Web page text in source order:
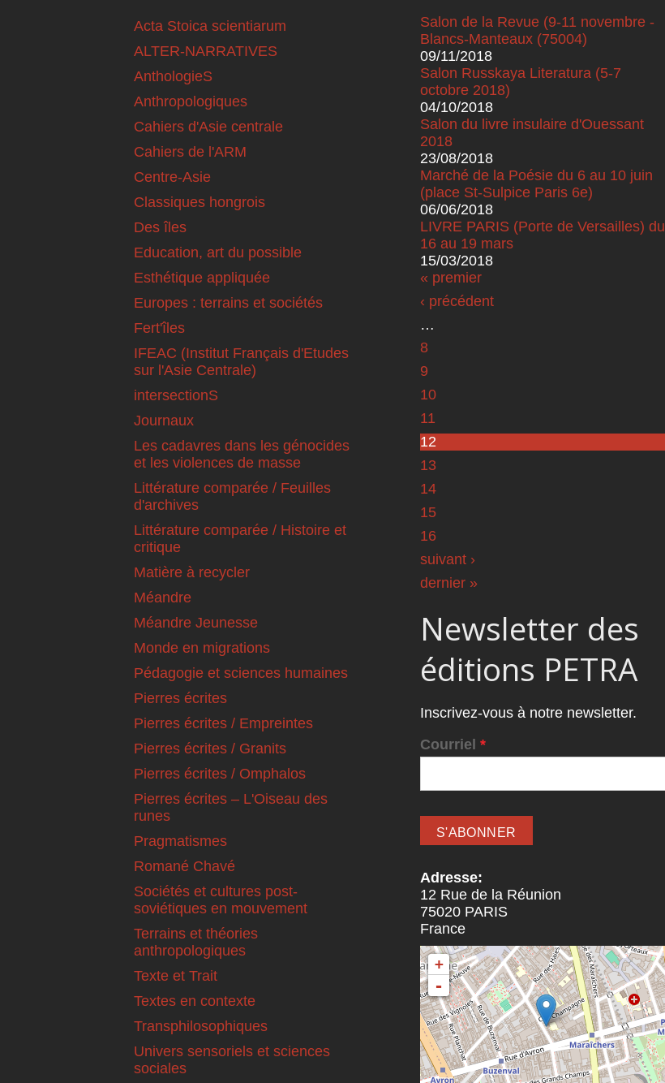
Acta Stoica scientiarum
ALTER-NARRATIVES
AnthologieS
Anthropologiques
Cahiers d'Asie centrale
Cahiers de l'ARM
Centre-Asie
Classiques hongrois
Des îles
Education, art du possible
Esthétique appliquée
Europes : terrains et sociétés
Fert'îles
IFEAC (Institut Français d'Etudes
sur l'Asie Centrale)
intersectionS
Journaux
Les cadavres dans les génocides
et les violences de masse
Littérature comparée / Feuilles
d'archives
Littérature comparée / Histoire et
critique
Matière à recycler
Méandre
Méandre Jeunesse
Monde en migrations
Pédagogie et sciences humaines
Pierres écrites
Pierres écrites / Empreintes
Pierres écrites / Granits
Pierres écrites / Omphalos
Pierres écrites – L'Oiseau des
runes
Pragmatismes
Romané Chavé
Sociétés et cultures post-
soviétiques en mouvement
Terrains et théories
anthropologiques
Texte et Trait
Textes en contexte
Transphilosophiques
Univers sensoriels et sciences
sociales
Salon de la Revue (9-11 novembre -
Blancs-Manteaux (75004)
09/11/2018
Salon Russkaya Literatura (5-7
octobre 2018)
04/10/2018
Salon du livre insulaire d'Ouessant
2018
23/08/2018
Marché de la Poésie du 6 au 10 juin
(place St-Sulpice Paris 6e)
06/06/2018
LIVRE PARIS (Porte de Versailles) du
16 au 19 mars
15/03/2018
Pages
« premier
‹ précédent
…
8
9
10
11
12
13
14
15
16
suivant ›
dernier »
Newsletter des
éditions PETRA
Inscrivez-vous à notre newsletter.
Courriel *
Adresse:
12 Rue de la Réunion
75020 PARIS
France
+
-